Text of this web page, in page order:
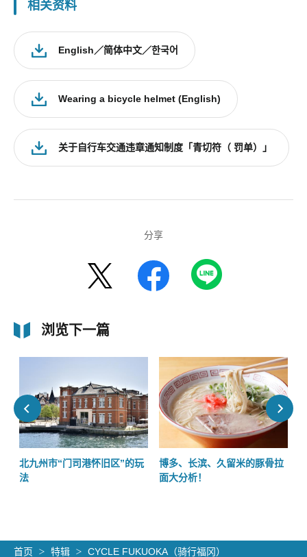
相关资料
English／简体中文／한국어
Wearing a bicycle helmet (English)
关于自行车交通违章通知制度「青切符（ 罚单）」
分享
浏览下一篇
北九州市“门司港怀旧区”的玩
法
博多、长滨、久留米的豚骨拉
面大分析！
首页 特辑 CYCLE FUKUOKA（骑行福冈）